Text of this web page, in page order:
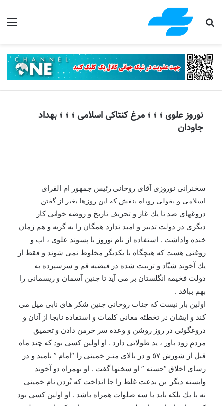
جستجو برای
نوروز علوى ؛ ؛ ؛ مرغ كنتاكى اسلامى ؛ ؛ ؛ بهداد
جاودان
سخنرانى نوروزى آقاى روحانى رئيس جمهور ام القراى
اسلامى و بقولى روباه بنفش كه اين روزها بغير از گفتن
دروغهاى صد تا يك غاز و تحريف تاريخ و روضه خوانى كار
ديگرى در دولت تدبير و اميد ندارد همگان را به گريه و هم زمان
خنده واداشت . استفاده از نام نوروز با پسوند علوى ، اب و
روغنى هست كه هيچگاه با يكديگر مخلوط نمى شوند و فقط از
يك آخوند شيّاد و تربيت شده در فيضيه قم و سرسپرده به
دولت فخيمه انگلستان بر مى آيد تا چنين آسمان و ريسمانى را
بهم ببافد .
اولين بار نيست كه جناب روحانى چنين شكر هاى نابى ميل مى
كند و ايشان در تخطئه معانى كلمات و استفاده نابجا از آنان و
دروغگوئى در روز روشن و وعده سر خرمن دادن و تحميق
مردمِ زود باور ، يد طولائى دارد . او اولين كسى بود كه چند ماه
قبل از شورش ٥٧ و در بالاى منبر خمينى را “امام ” ناميد و در
رساى اخلاق “حسنه ” او سخنها گفت . او بهمراه دو آخوند
وابسته ديگر اين بدعت غلط را جا انداخت كه بُردن نام خمينى
نه با يك بلكه بايد با سه صلوات همراه باشد . او اولين كسي بود